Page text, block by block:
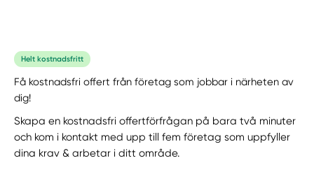
Helt kostnadsfritt
Få kostnadsfri offert från företag som jobbar i närheten av
dig!
Skapa en kostnadsfri offertförfrågan på bara två minuter
och kom i kontakt med upp till fem företag som uppfyller
dina krav & arbetar i ditt område.